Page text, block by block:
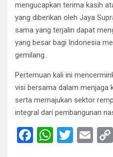
mengucapkan terima kasih
yang diberikan oleh Jaya
sama yang terjalin dapat
yang besar bagi Indonesia
gemilang.
Pertemuan kali ini
visi bersama dalam menjaga
serta memajukan sektor
integral dari pembangunan
F
W T
E